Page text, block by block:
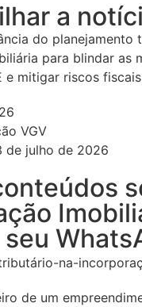
a
do planejamento
para blindar as
e mitigar riscos
VGV
de julho de 2026
de um